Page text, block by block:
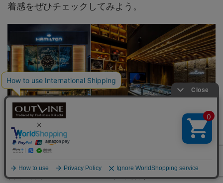
着感をぜひチェックしてみよう。
ハミルトンブティック 東京 キャットストリート
営業時間：11:30～20:00（不定休）